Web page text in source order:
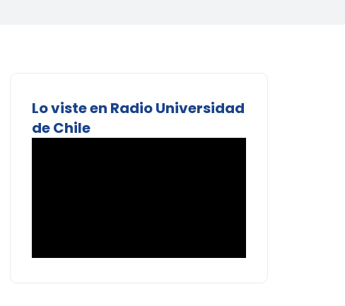
Lo viste en Radio Universidad
de Chile